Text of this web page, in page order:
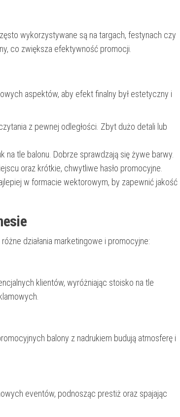
wykorzystywane są na targach, festynach czy
co zwiększa efektywność promocji.
aspektów, aby efekt finalny był estetyczny i
z pewnej odległości. Zbyt dużo detali lub
tle balonu. Dobrze sprawdzają się żywe barwy.
oraz krótkie, chwytliwe hasło promocyjne.
w formacie wektorowym, by zapewnić jakość
działania marketingowe i promocyjne:
klientów, wyróżniając stoisko na tle
balony z nadrukiem budują atmosferę i
eventów, podnosząc prestiż oraz spajając